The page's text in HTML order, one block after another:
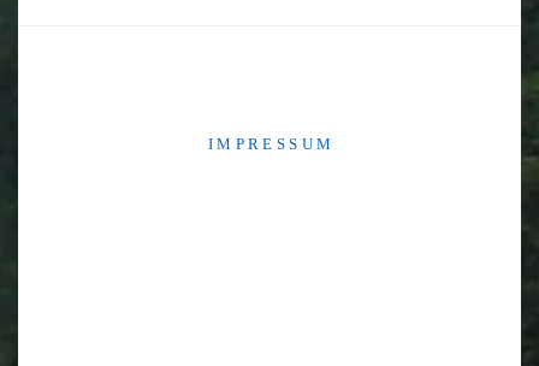
I M P R E S S U M